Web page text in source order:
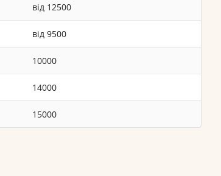
від 12500
від 9500
10000
14000
15000